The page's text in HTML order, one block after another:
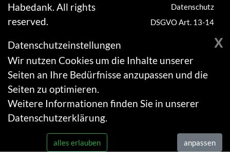
Habedank. All rights
reserved.
Datenschutz
DSGVO Art. 13-14
Datenschutzeinstellungen X
Wir nutzen Cookies um die Inhalte unserer
Seiten an Ihre Bedürfnisse anzupassen und die
Seiten zu optimieren.
Weitere Informationen finden Sie in unserer
Datenschutzerklärung.
alles erlauben anpassen